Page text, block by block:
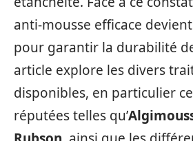
anti-mousse efficace
pour garantir la durabilité
article explore les divers
disponibles, en particulier
réputées telles qu’